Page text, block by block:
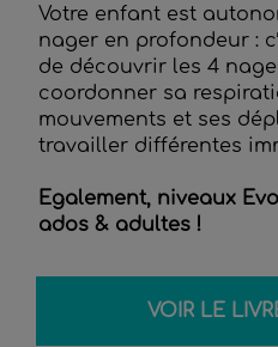
Votre enfant est
nager en profondeur :
de découvrir les 4
coordonner sa
mouvements et ses
travailler différentes
Egalement, niveaux
ados & adultes !
VOIR LE